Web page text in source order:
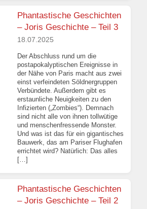
Phantastische Geschichten
– Joris Geschichte – Teil 3
18.07.2025
Der Abschluss rund um die
postapokalyptischen Ereignisse in
der Nähe von Paris macht aus zwei
einst verfeindeten Söldnergruppen
Verbündete. Außerdem gibt es
erstaunliche Neuigkeiten zu den
Infizierten („Zombies“). Demnach
sind nicht alle von ihnen tollwütige
und menschenfressende Monster.
Und was ist das für ein gigantisches
Bauwerk, das am Pariser Flughafen
errichtet wird? Natürlich: Das alles
[…]
Phantastische Geschichten
– Joris Geschichte – Teil 2